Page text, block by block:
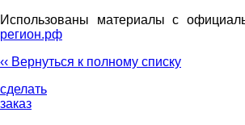
Использованы материалы с
регион.рф
‹‹ Вернуться к полному списку
сделать
заказ